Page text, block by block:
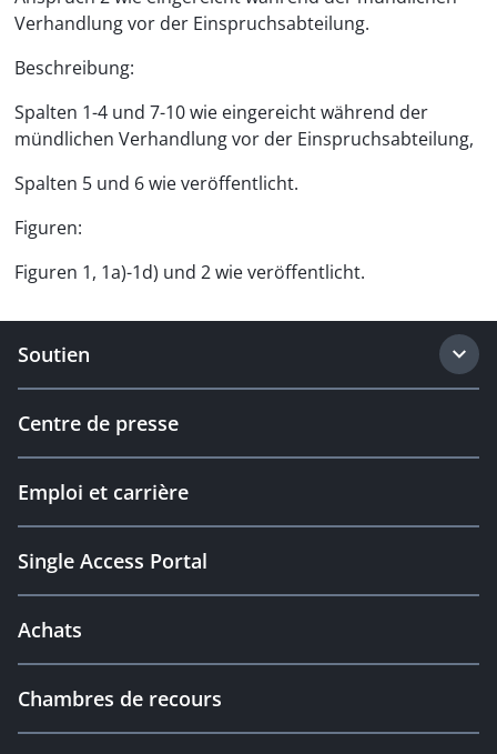
Verhandlung vor der Einspruchsabteilung.
Beschreibung:
Spalten 1-4 und 7-10 wie eingereicht während der
mündlichen Verhandlung vor der Einspruchsabteilung,
Spalten 5 und 6 wie veröffentlicht.
Figuren:
Figuren 1, 1a)-1d) und 2 wie veröffentlicht.
Soutien
Centre de presse
Emploi et carrière
Single Access Portal
Achats
Chambres de recours